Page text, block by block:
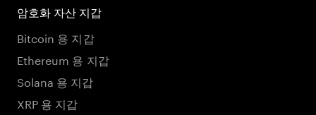
암호화 자산 지갑
Bitcoin 용 지갑
Ethereum 용 지갑
Solana 용 지갑
XRP 용 지갑